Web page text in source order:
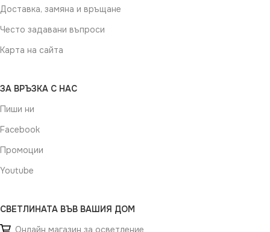
Доставка, замяна и връщане
Често задавани въпроси
Карта на сайта
ЗА ВРЪЗКА С НАС
Пиши ни
Facebook
Промоции
Youtube
СВЕТЛИНАТА ВЪВ ВАШИЯ ДОМ
Онлайн магазин за осветление